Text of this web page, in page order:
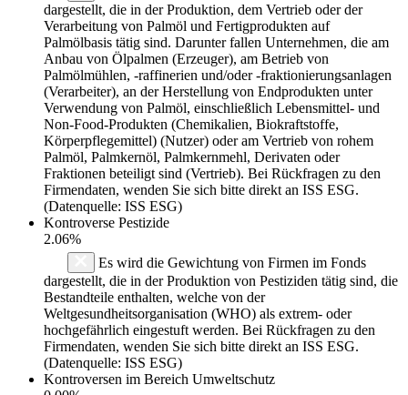
dargestellt, die in der Produktion, dem Vertrieb oder der
Verarbeitung von Palmöl und Fertigprodukten auf
Palmölbasis tätig sind. Darunter fallen Unternehmen, die am
Anbau von Ölpalmen (Erzeuger), am Betrieb von
Palmölmühlen, -raffinerien und/oder -fraktionierungsanlagen
(Verarbeiter), an der Herstellung von Endprodukten unter
Verwendung von Palmöl, einschließlich Lebensmittel- und
Non-Food-Produkten (Chemikalien, Biokraftstoffe,
Körperpflegemittel) (Nutzer) oder am Vertrieb von rohem
Palmöl, Palmkernöl, Palmkernmehl, Derivaten oder
Fraktionen beteiligt sind (Vertrieb). Bei Rückfragen zu den
Firmendaten, wenden Sie sich bitte direkt an ISS ESG.
(Datenquelle: ISS ESG)
Kontroverse Pestizide
2.06%
Es wird die Gewichtung von Firmen im Fonds
dargestellt, die in der Produktion von Pestiziden tätig sind, die
Bestandteile enthalten, welche von der
Weltgesundheitsorganisation (WHO) als extrem- oder
hochgefährlich eingestuft werden. Bei Rückfragen zu den
Firmendaten, wenden Sie sich bitte direkt an ISS ESG.
(Datenquelle: ISS ESG)
Kontroversen im Bereich Umweltschutz